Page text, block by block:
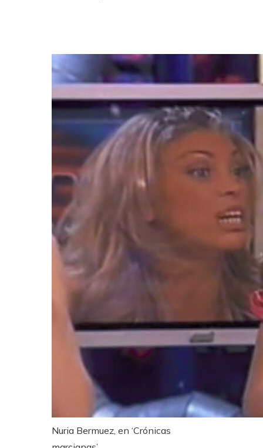
Nuria Bermuez, en ‘Crónicas